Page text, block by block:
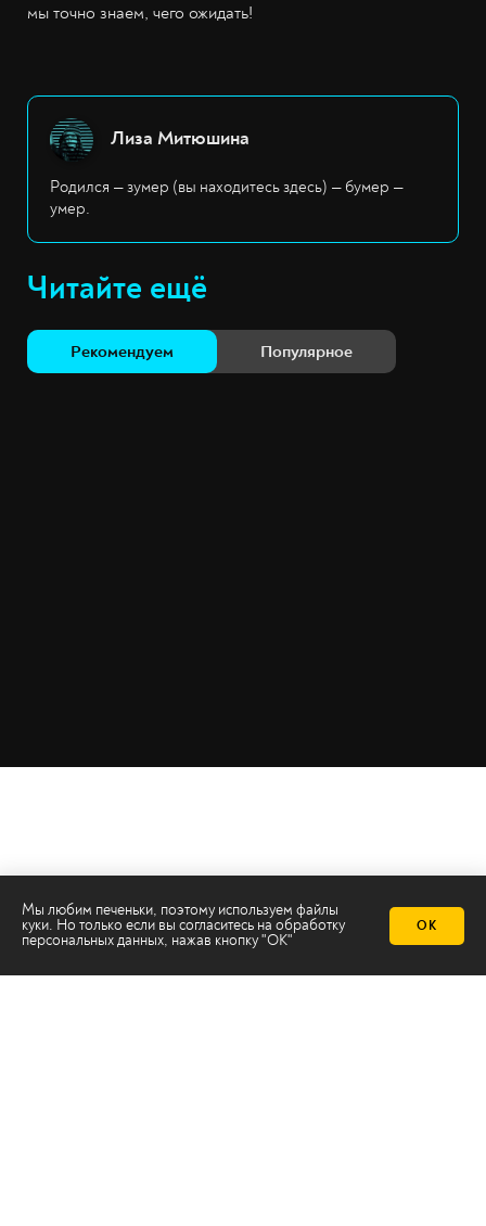
мы точно знаем, чего ожидать!
Лиза Митюшина
Родился — зумер (вы находитесь здесь) — бумер —
умер.
Читайте ещё
Рекомендуем Популярное
Мы любим печеньки, поэтому используем файлы
куки. Но только если вы согласитесь на обработку
персональных данных, нажав кнопку "ОК"
ОК